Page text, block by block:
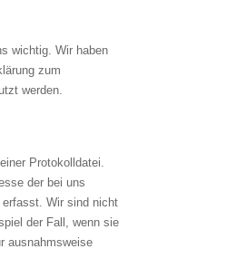
wichtig. Wir haben
zum
werden.
Protokolldatei.
der bei uns
Wir sind nicht
der Fall, wenn sie
ausnahmsweise